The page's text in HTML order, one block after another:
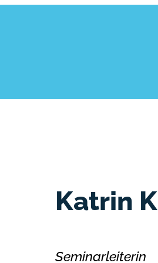
Katrin
Seminarleiterin